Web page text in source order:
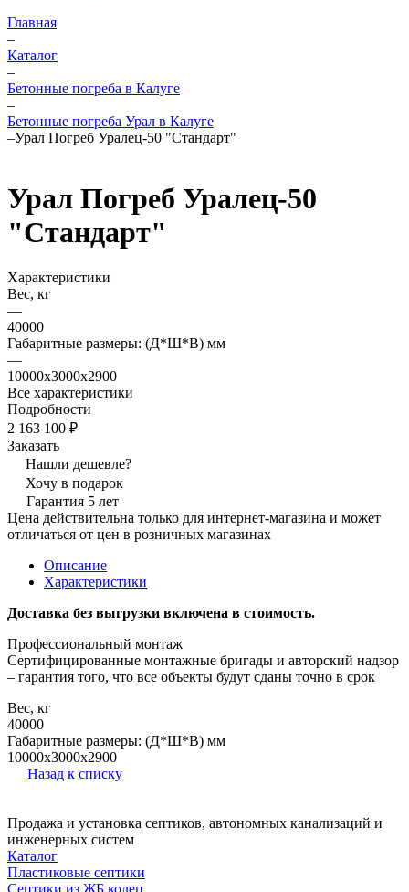
Главная
–
Каталог
–
Бетонные погреба в Калуге
–
Бетонные погреба Урал в Калуге
–Урал Погреб Уралец-50 "Стандарт"
Урал Погреб Уралец-50
"Стандарт"
Характеристики
Вес, кг
—
40000
Габаритные размеры: (Д*Ш*В) мм
—
10000х3000x2900
Все характеристики
Подробности
2 163 100 ₽
Заказать
Нашли дешевле?
Хочу в подарок
Гарантия 5 лет
Цена действительна только для интернет-магазина и может
отличаться от цен в розничных магазинах
Описание
Характеристики
Доставка без выгрузки включена в стоимость.
Профессиональный монтаж
Cертифицированные монтажные бригады и авторский надзор
– гарантия того, что все объекты будут сданы точно в срок
Вес, кг
40000
Габаритные размеры: (Д*Ш*В) мм
10000х3000x2900
Назад к списку
Продажа и установка септиков, автономных канализаций и
инженерных систем
Каталог
Пластиковые септики
Септики из ЖБ колец